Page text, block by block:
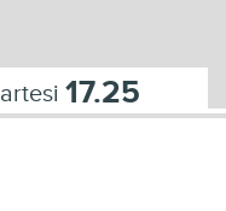
17.25